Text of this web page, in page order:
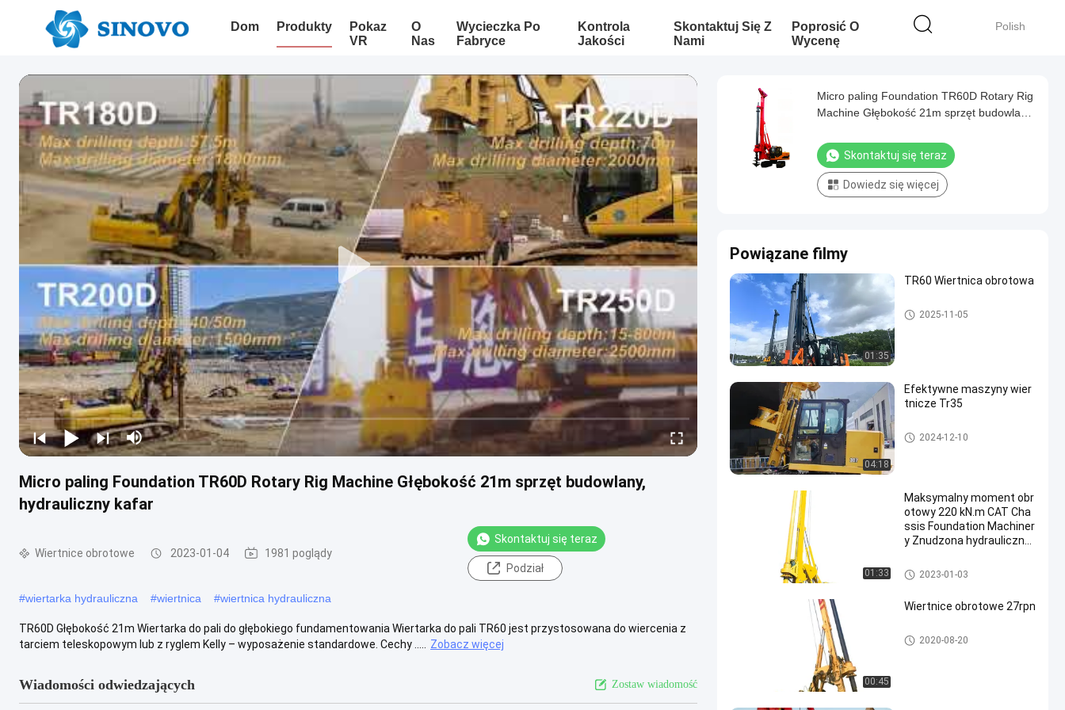
Polish
Dom Produkty
Pokaz
VR
O
Nas
Wycieczka Po
Fabryce
Kontrola
Jakości
Skontaktuj Się Z
Nami
Poprosić O
Wycenę
Micro paling Foundation TR60D Rotary Rig Machine Głębokość 21m sprzęt budowlany,
hydrauliczny kafar
Wiertnice obrotowe 2023-01-04 1981 poglądy
Skontaktuj się teraz
Podział
#wiertarka hydrauliczna #wiertnica #wiertnica hydrauliczna
TR60D Głębokość 21m Wiertarka do pali do głębokiego fundamentowania Wiertarka do pali TR60 jest przystosowana do wiercenia z
tarciem teleskopowym lub z ryglem Kelly – wyposażenie standardowe. Cechy .....
Zobacz więcej
Wiadomości odwiedzających Zostaw wiadomość
Micro paling Foundation TR60D Rotary Rig
Machine Głębokość 21m sprzęt budowlany,
Skontaktuj się teraz
Dowiedz się więcej
Powiązane filmy
01:35
TR60 Wiertnica obrotowa
Wiertnice obrotowe
2025-11-05
04:18
Efektywne maszyny wier
tnicze Tr35
Wiertnice obrotowe
2024-12-10
01:33
Maksymalny moment obr
otowy 220 kN.m CAT Cha
ssis Foundation Machiner
y Znudzona hydrauliczna
Wiertnice obrotowe
2023-01-03
00:45
Wiertnice obrotowe 27rpn
Wiertnice obrotowe
2020-08-20